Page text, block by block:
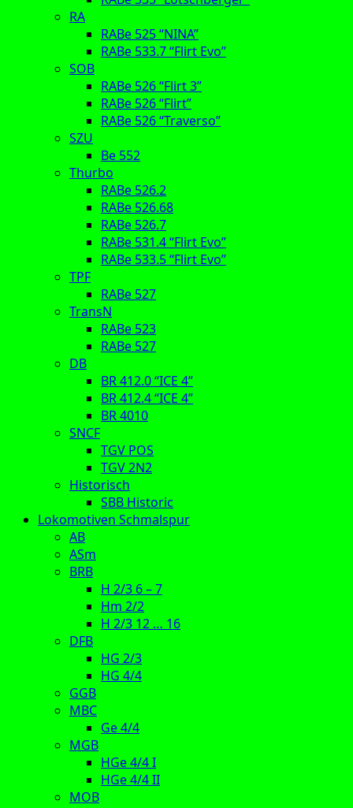
RA
RABe 525 “NINA”
RABe 533.7 “Flirt Evo”
SOB
RABe 526 “Flirt 3”
RABe 526 “Flirt”
RABe 526 “Traverso”
SZU
Be 552
Thurbo
RABe 526.2
RABe 526.68
RABe 526.7
RABe 531.4 “Flirt Evo”
RABe 533.5 “Flirt Evo”
TPF
RABe 527
TransN
RABe 523
RABe 527
DB
BR 412.0 “ICE 4”
BR 412.4 “ICE 4”
BR 4010
SNCF
TGV POS
TGV 2N2
Historisch
SBB Historic
Lokomotiven Schmalspur
AB
ASm
BRB
H 2/3 6 – 7
Hm 2/2
H 2/3 12 … 16
DFB
HG 2/3
HG 4/4
GGB
MBC
Ge 4/4
MGB
HGe 4/4 I
HGe 4/4 II
MOB